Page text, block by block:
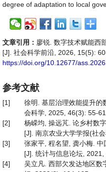
degree of adaptation to local
文章引用： 廖锐. 数字技术赋能西
[J]. 社会科学前沿, 2026, 15(5):
https://doi.org/10.12677/
参考文献
[1]
徐明. 基层治理效能提升的
会科学, 2025, 46(3): 55-61.
[2]
杨嵘均, 操远芃. 论乡村数
[J]. 南京农业大学学报(社
[3]
张家平, 程名望, 龚小梅.
[J]. 统计与信息论坛, 2021,
[4]
吴立凡. 西部欠发达地区数